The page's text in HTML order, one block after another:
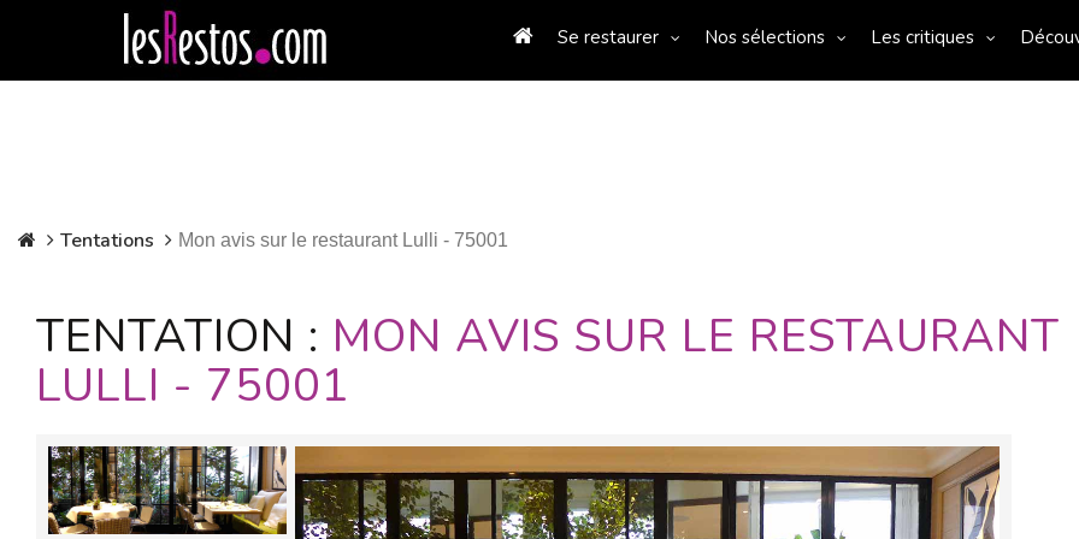
Se restaurer Nos sélections Les critiques
Tentations Mon avis sur le restaurant Lulli - 75001
TENTATION : MON AVIS SUR LE RESTAURANT
LULLI - 75001